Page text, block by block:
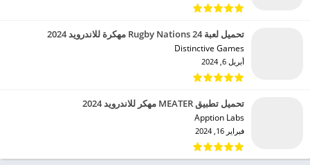
تحميل لعبة Rugby Nations 24 مهكرة للاندرويد 2024
Distinctive Games‏
أبريل 6, 2024
تحميل تطبيق MEATER مهكر للاندرويد 2024
Apption Labs‏
فبراير 16, 2024